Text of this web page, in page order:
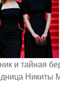
и тайная
Никиты